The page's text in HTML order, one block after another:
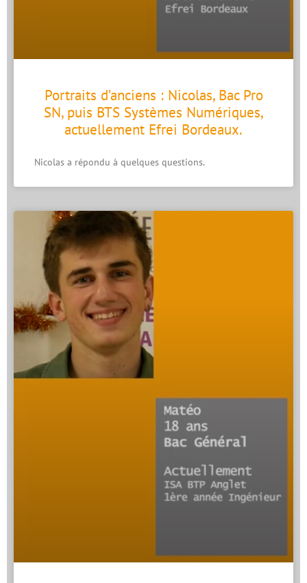
Portraits d’anciens : Nicolas, Bac Pro
SN, puis BTS Systèmes Numériques,
actuellement Efrei Bordeaux.
Nicolas a répondu à quelques questions.